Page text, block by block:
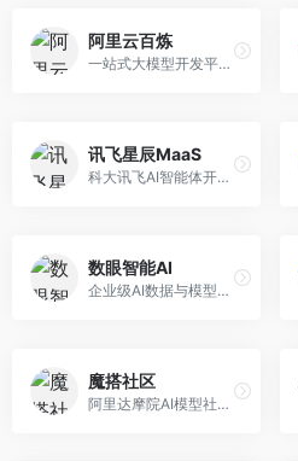
阿里云百炼
一站式大模型开发平台，深度整合阿里云服务。面向企业开发者和AI团队，提供模型训练、微调、部署、应用开发等全流程服务，企业级功能完善。
讯飞星辰MaaS
科大讯飞AI智能体开发平台，专注于企业级模型服务。面向企业用户，提供模型调用、智能体创建、行业解决方案等服务，中文能力突出。
数眼智能AI
企业级AI数据与模型服务平台，专注于数据驱动AI。面向企业用户，提供数据管理、模型训练、部署服务等，数据治理能力强。
魔搭社区
阿里达摩院AI模型社区，专注于中文AI生态。面向中文开发者，提供开源模型、数据集、开发工具等资源，中文模型丰富。